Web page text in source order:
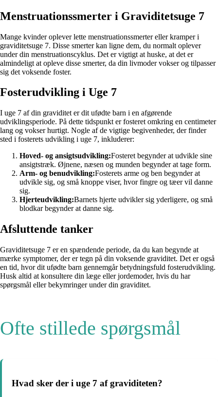
Menstruationssmerter i Graviditetsuge 7
Mange kvinder oplever lette menstruationssmerter eller kramper i
graviditetsuge 7. Disse smerter kan ligne dem, du normalt oplever
under din menstruationscyklus. Det er vigtigt at huske, at det er
almindeligt at opleve disse smerter, da din livmoder vokser og tilpasser
sig det voksende foster.
Fosterudvikling i Uge 7
I uge 7 af din graviditet er dit ufødte barn i en afgørende
udviklingsperiode. På dette tidspunkt er fosteret omkring en centimeter
lang og vokser hurtigt. Nogle af de vigtige begivenheder, der finder
sted i fosterets udvikling i uge 7, inkluderer:
Hoved- og ansigtsudvikling:Fosteret begynder at udvikle sine
ansigtstræk. Øjnene, næsen og munden begynder at tage form.
Arm- og benudvikling:Fosterets arme og ben begynder at
udvikle sig, og små knoppe viser, hvor fingre og tæer vil danne
sig.
Hjerteudvikling:Barnets hjerte udvikler sig yderligere, og små
blodkar begynder at danne sig.
Afsluttende tanker
Graviditetsuge 7 er en spændende periode, da du kan begynde at
mærke symptomer, der er tegn på din voksende graviditet. Det er også
en tid, hvor dit ufødte barn gennemgår betydningsfuld fosterudvikling.
Husk altid at konsultere din læge eller jordemoder, hvis du har
spørgsmål eller bekymringer under din graviditet.
Ofte stillede spørgsmål
Hvad sker der i uge 7 af graviditeten?